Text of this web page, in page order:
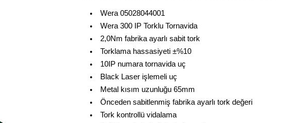
Wera 05028044001
Wera 300 IP Torklu Tornavida
2,0Nm fabrika ayarlı sabit tork
Torklama hassasiyeti ±%10
10IP numara tornavida uç
Black Laser işlemeli uç
Metal kısım uzunluğu 65mm
Önceden sabitlenmiş fabrika ayarlı tork değeri
Tork kontrollü vidalama